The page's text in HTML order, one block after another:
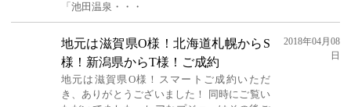
「池田温泉・・・
地元は滋賀県O様！北海道札幌からS
様！新潟県からT様！ご成約
地元は滋賀県O様！スマートご成約いただ
き、ありがとうございました！ 同時にご覧い
2018年04月08
日